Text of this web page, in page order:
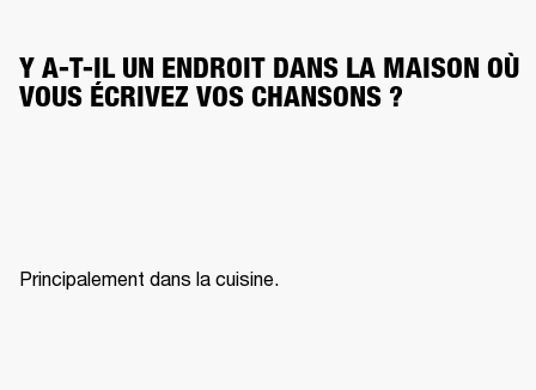
Y A-T-IL UN ENDROIT DANS LA MAISON OÙ
VOUS ÉCRIVEZ VOS CHANSONS ?
Principalement dans la cuisine.